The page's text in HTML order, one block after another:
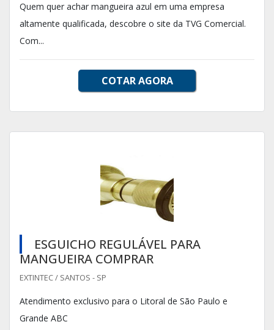
Quem quer achar mangueira azul em uma empresa
altamente qualificada, descobre o site da TVG Comercial.
Com...
COTAR AGORA
ESGUICHO REGULÁVEL PARA
MANGUEIRA COMPRAR
EXTINTEC / SANTOS - SP
Atendimento exclusivo para o Litoral de São Paulo e
Grande ABC